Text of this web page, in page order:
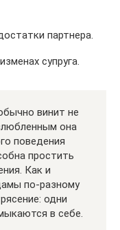
партнера.
супруга.
винит не
она
поведения
простить
Как и
по-разному
одни
в себе.